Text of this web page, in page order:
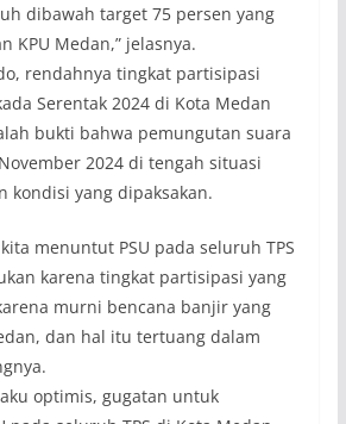
dibawah target 75 persen yang
KPU Medan,” jelasnya.
rendahnya tingkat partisipasi
Serentak 2024 di Kota Medan
bukti bahwa pemungutan suara
2024 di tengah situasi
kondisi yang dipaksakan.
menuntut PSU pada seluruh TPS
karena tingkat partisipasi yang
murni bencana banjir yang
dan hal itu tertuang dalam
optimis, gugatan untuk